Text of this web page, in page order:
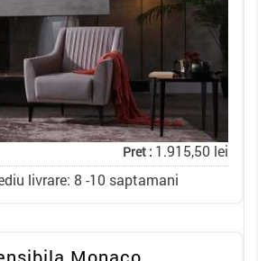
Pret : 1.915,50 lei
livrare: 8 -10 saptamani